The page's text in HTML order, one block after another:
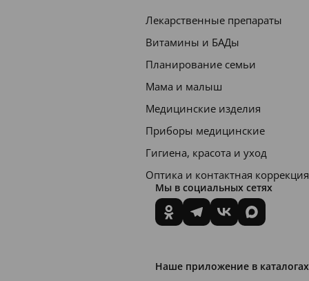
Лекарственные препараты
Витамины и БАДы
Планирование семьи
Мама и малыш
Медицинские изделия
Приборы медицинские
Гигиена, красота и уход
Оптика и контактная коррекция
Мы в социальных сетях
Наше приложение в каталогах